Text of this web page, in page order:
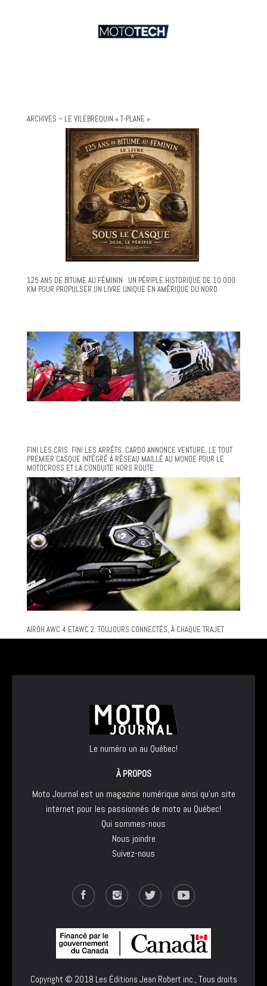
ARCHIVES – LE VILEBREQUIN « T-PLANE »
125 ANS DE BITUME AU FÉMININ : UN PÉRIPLE HISTORIQUE DE 10 000
KM POUR PROPULSER UN LIVRE UNIQUE EN AMÉRIQUE DU NORD
FINI LES CRIS. FINI LES ARRÊTS. CARDO ANNONCE VENTURE, LE TOUT
PREMIER CASQUE INTÉGRÉ À RÉSEAU MAILLÉ AU MONDE POUR LE
MOTOCROSS ET LA CONDUITE HORS ROUTE
AIROH AWC 4 ETAWC 2: TOUJOURS CONNECTÉS, À CHAQUE TRAJET
Le numéro un au Québec!
À PROPOS
Moto Journal est un magazine numérique ainsi qu'un site
internet pour les passionnés de moto au Québec!
Qui sommes-nous
Nous joindre
Suivez-nous
Copyright © 2018 Les Éditions Jean Robert inc., Tous droits